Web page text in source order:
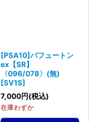
[PSA10]パフュートン
ex【SR】
〈096/078〉(無)
[SV1S]
7,000円(税込)
在庫わずか